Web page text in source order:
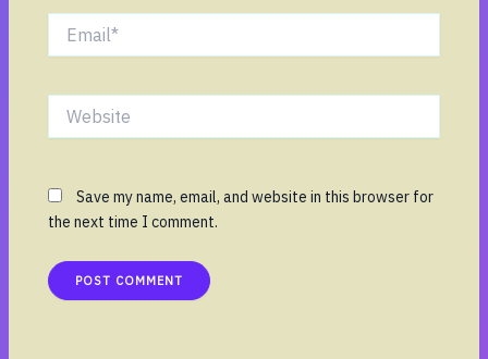
Website
Save my name, email, and website in this browser for
the next time I comment.